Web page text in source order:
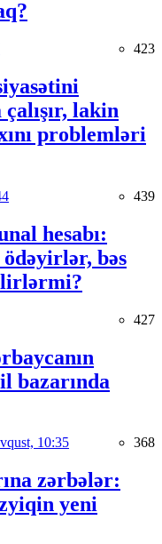
423
lakin
problemləri
439
hesabı:
bəs
427
bazarında
10:35 368
zərbələr:
yeni